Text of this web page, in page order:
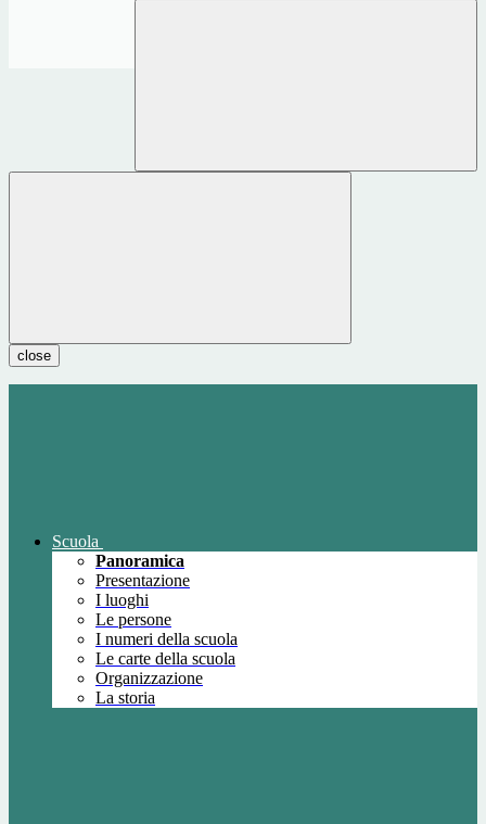
close
Scuola
Panoramica
Presentazione
I luoghi
Le persone
I numeri della scuola
Le carte della scuola
Organizzazione
La storia